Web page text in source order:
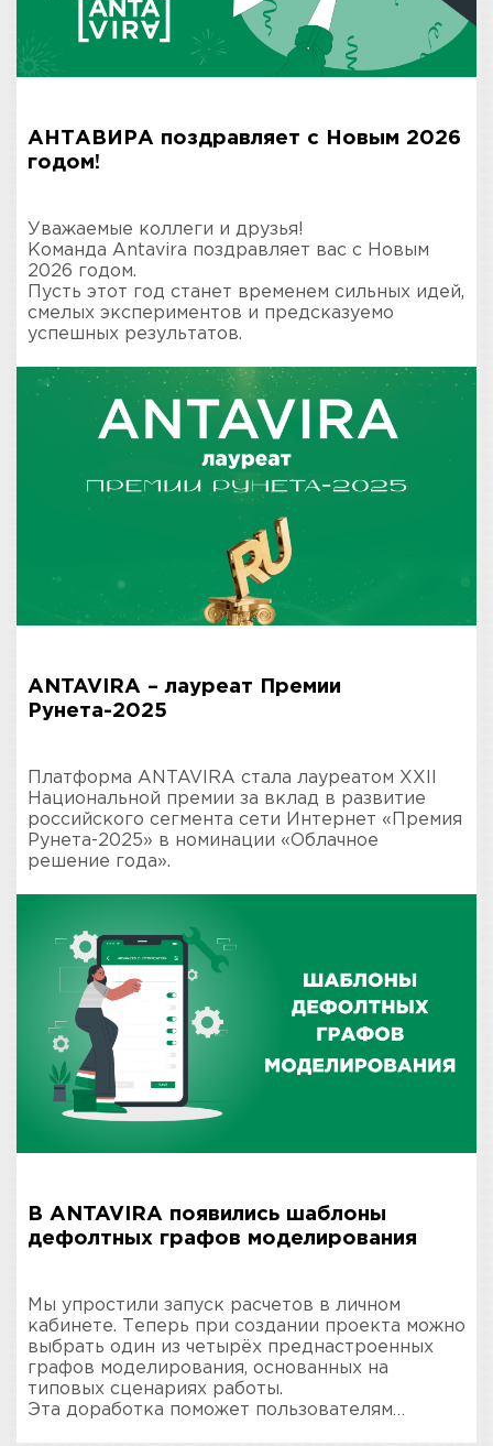
АНТАВИРА поздравляет с Новым 2026
годом!
Уважаемые коллеги и друзья!
Команда Antavira поздравляет вас с Новым
2026 годом.
Пусть этот год станет временем сильных идей,
смелых экспериментов и предсказуемо
успешных результатов.
ANTAVIRA – лауреат Премии
Рунета-2025
Платформа ANTAVIRA стала лауреатом XXII
Национальной премии за вклад в развитие
российского сегмента сети Интернет «Премия
Рунета-2025» в номинации «Облачное
решение года».
В ANTAVIRA появились шаблоны
дефолтных графов моделирования
Мы упростили запуск расчетов в личном
кабинете. Теперь при создании проекта можно
выбрать один из четырёх преднастроенных
графов моделирования, основанных на
типовых сценариях работы.
Эта доработка поможет пользователям…